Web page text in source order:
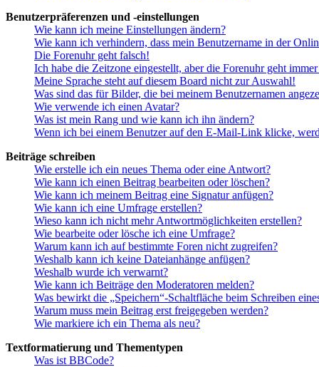
Benutzerpräferenzen und -einstellungen
Wie kann ich meine Einstellungen ändern?
Wie kann ich verhindern, dass mein Benutzername in der
Die Forenuhr geht falsch!
Ich habe die Zeitzone eingestellt, aber die Forenuhr geht
Meine Sprache steht auf diesem Board nicht zur Auswahl!
Was sind das für Bilder, die bei meinem Benutzernamen
Wie verwende ich einen Avatar?
Was ist mein Rang und wie kann ich ihn ändern?
Wenn ich bei einem Benutzer auf den E-Mail-Link klicke,
Beiträge schreiben
Wie erstelle ich ein neues Thema oder eine Antwort?
Wie kann ich einen Beitrag bearbeiten oder löschen?
Wie kann ich meinem Beitrag eine Signatur anfügen?
Wie kann ich eine Umfrage erstellen?
Wieso kann ich nicht mehr Antwortmöglichkeiten erstellen?
Wie bearbeite oder lösche ich eine Umfrage?
Warum kann ich auf bestimmte Foren nicht zugreifen?
Weshalb kann ich keine Dateianhänge anfügen?
Weshalb wurde ich verwarnt?
Wie kann ich Beiträge den Moderatoren melden?
Was bewirkt die „Speichern“-Schaltfläche beim Schreiben
Warum muss mein Beitrag erst freigegeben werden?
Wie markiere ich ein Thema als neu?
Textformatierung und Thementypen
Was ist BBCode?